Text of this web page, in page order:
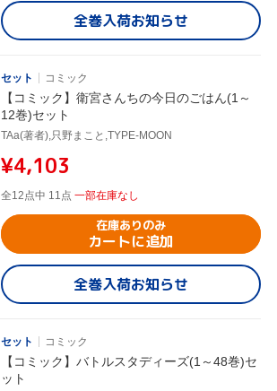
全巻入荷お知らせ
セット コミック
【コミック】衛宮さんちの今日のごはん(1～
12巻)セット
TAa(著者),只野まこと,TYPE-MOON
¥4,103
全12点中 11点 一部在庫なし
在庫ありのみ
カートに追加
全巻入荷お知らせ
セット コミック
【コミック】バトルスタディーズ(1～48巻)セ
ット